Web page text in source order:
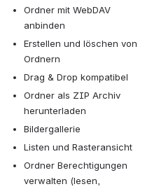
Ordner mit WebDAV
anbinden
Erstellen und löschen von
Ordnern
Drag & Drop kompatibel
Ordner als ZIP Archiv
herunterladen
Bildergallerie
Listen und Rasteransicht
Ordner Berechtigungen
verwalten (lesen,